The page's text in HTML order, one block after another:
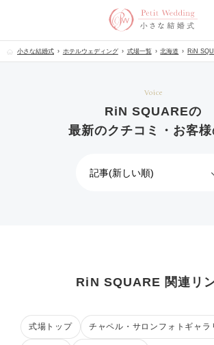
小さな結婚式 ホテルウェディング 式場一覧 北海道 RiN
Voice
RiN SQUAREの
最新のクチコミ・お客様
RiN SQUARE 関連リ
式場トップ チャペル・サロンフォトギャラ